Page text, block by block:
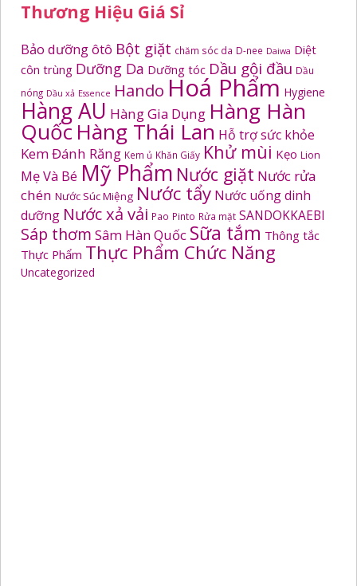
Thương Hiệu Giá Sỉ
Bảo dưỡng ôtô Bột giặt chăm sóc da D-nee Daiwa Diệt
côn trùng Dưỡng Da Dưỡng tóc Dầu gội đầu Dầu
nóng Dầu xả Essence Hando Hoá Phẩm Hygiene
Hàng AU Hàng Gia Dụng Hàng Hàn
Quốc Hàng Thái Lan Hỗ trợ sức khỏe
Kem Đánh Răng Kem ủ Khăn Giấy Khử mùi Kẹo Lion
Mẹ Và Bé Mỹ Phẩm Nước giặt Nước rửa
chén Nước Súc Miệng Nước tẩy Nước uống dinh
dưỡng Nước xả vải Pao Pinto Rửa mặt SANDOKKAEBI
Sáp thơm Sâm Hàn Quốc Sữa tắm Thông tắc
Thực Phẩm Thực Phẩm Chức Năng
Uncategorized